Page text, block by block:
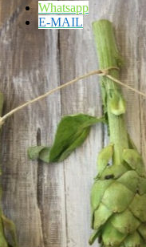
Whatsapp
E-MAIL